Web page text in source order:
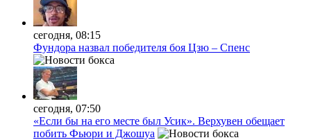
сегодня, 08:15
Фундора назвал победителя боя Цзю – Спенс
сегодня, 07:50
«Если бы на его месте был Усик». Верхувен обещает
побить Фьюри и Джошуа